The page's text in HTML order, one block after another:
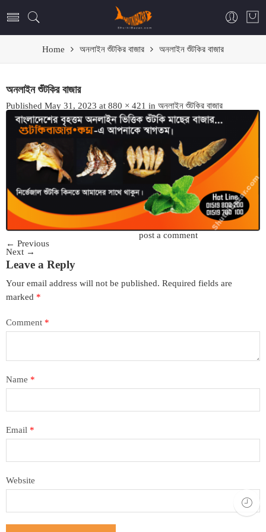
Home অনলাইন শুঁটকির বাজার অনলাইন শুঁটকির বাজার
অনলাইন শুঁটকির বাজার
Published May 31, 2023 at 880 × 421 in অনলাইন শুঁটকির বাজার
post a comment
← Previous
Next →
Leave a Reply
Your email address will not be published. Required fields are
marked *
Comment *
Name *
Email *
Website